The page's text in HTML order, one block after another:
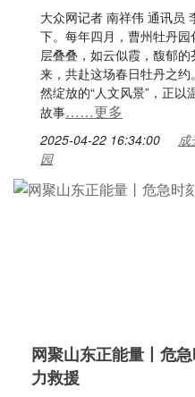
大众网记者 南祥伟 通讯员
下。每年四月，曹州牡丹
层叠叠，如云似霞，馥郁
来，共赴这场春日牡丹之
然绽放的“人文风景”，正
故事……更多
2025-04-22 16:34:00
成
园
网聚山东正能量丨危
力救援